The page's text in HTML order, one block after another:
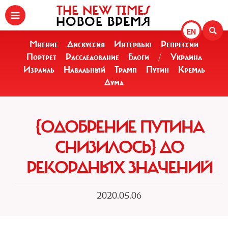
EN
THE NEW TIMES
НОВОЕ ВРЕМЯ
Мнение Дискуссия Интервью
Репрессии
Портрет
Расследование Блоги /
Украина
Израиль
Навальный Трамп Путин
Кремль
Дума
{ОДОБРЕНИЕ ПУТИНА
СНИЗИЛОСЬ} ДО
РЕКОРДНЫХ ЗНАЧЕНИЙ
2020.05.06